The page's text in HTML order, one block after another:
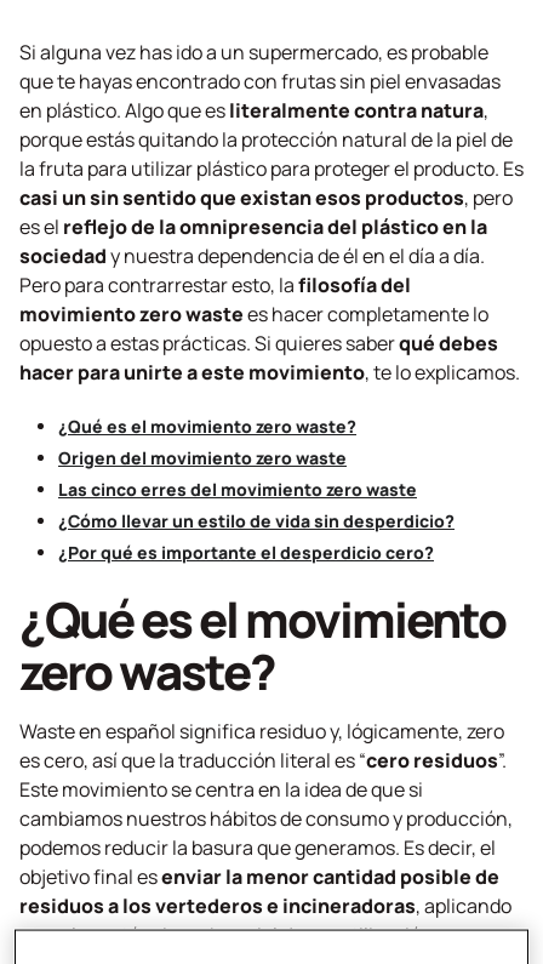
Si alguna vez has ido a un supermercado, es probable
que te hayas encontrado con frutas sin piel envasadas
en plástico. Algo que esliteralmente contra natura,
porque estás quitando la protección natural de la piel de
la fruta para utilizar plástico para proteger el producto. Es
casi un sin sentido que existan esos productos, pero
es el reflejo de la omnipresencia del plástico en la
sociedady nuestradependencia de él en el día a día.
Pero para contrarrestar esto, lafilosofía del
movimientozero wastees hacer completamente lo
opuesto a estas prácticas. Si quieres saberqué debes
hacer para unirte a este movimiento, te lo explicamos.
¿Qué es el movimientozero waste?
Origen del movimientozero waste
Las cinco erres del movimientozero waste
¿Cómo llevar un estilo de vida sin desperdicio?
¿Por qué es importante el desperdicio cero?
¿Qué es el movimiento
zero waste?
Wasteen español significa residuo y, lógicamente,zero
es cero, así que la traducción literal es “cero residuos”.
Este movimiento se centra en la idea de que si
cambiamos nuestros hábitos de consumo y producción,
podemos reducir la basura que generamos. Es decir, el
objetivo final esenviar la menor cantidad posible de
residuos a los vertederos e incineradoras, aplicando
en su lugar técnicas de reciclaje y reutilización.